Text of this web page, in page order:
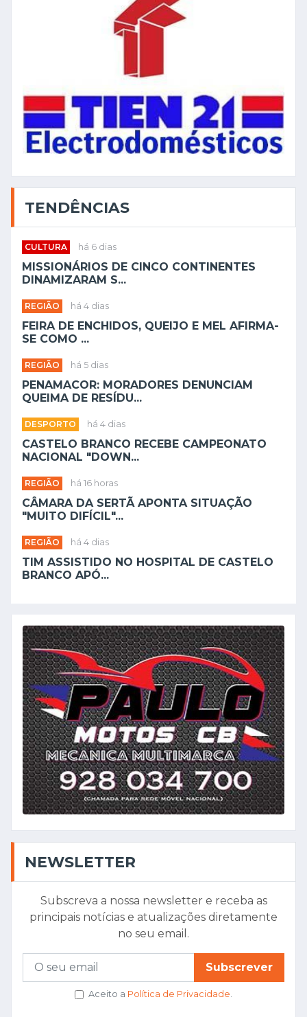
TENDÊNCIAS
CULTURA há 6 dias
MISSIONÁRIOS DE CINCO CONTINENTES
DINAMIZARAM S...
REGIÃO há 4 dias
FEIRA DE ENCHIDOS, QUEIJO E MEL AFIRMA-
SE COMO ...
REGIÃO há 5 dias
PENAMACOR: MORADORES DENUNCIAM
QUEIMA DE RESÍDU...
DESPORTO há 4 dias
CASTELO BRANCO RECEBE CAMPEONATO
NACIONAL "DOWN...
REGIÃO há 16 horas
CÂMARA DA SERTÃ APONTA SITUAÇÃO
"MUITO DIFÍCIL"...
REGIÃO há 4 dias
TIM ASSISTIDO NO HOSPITAL DE CASTELO
BRANCO APÓ...
NEWSLETTER
Subscreva a nossa newsletter e receba as
principais notícias e atualizações diretamente
no seu email.
Subscrever
Aceito a Política de Privacidade